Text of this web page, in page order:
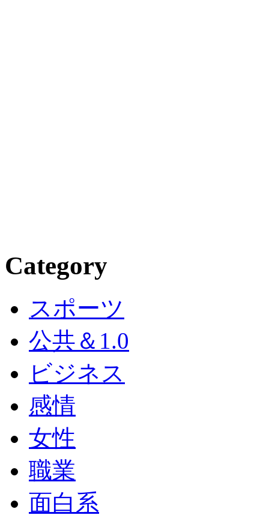
Category
スポーツ
公共＆1.0
ビジネス
感情
女性
職業
面白系